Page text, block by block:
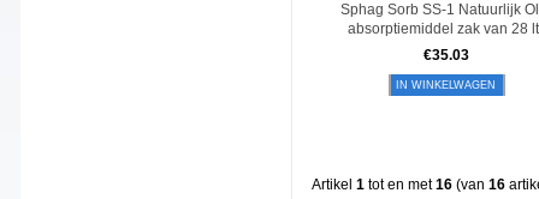
Sphag Sorb SS-1 Natuurlijk
absorptiemiddel zak van 28
€35.03
IN WINKELWAGEN
Artikel 1 tot en met16 (van 16